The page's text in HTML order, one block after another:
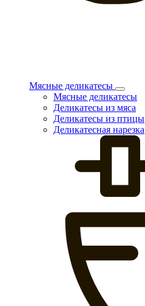
Мясные деликатесы
Мясные деликатесы
Деликатесы из мяса
Деликатесы из птицы
Деликатесная нарезка